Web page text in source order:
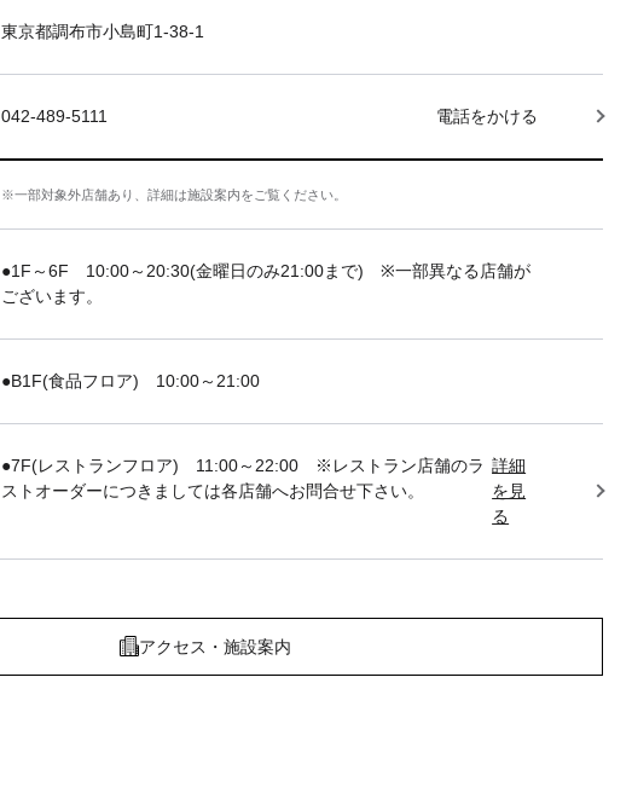
東京都調布市小島町1-38-1
042-489-5111 電話をかける
※一部対象外店舗あり、詳細は施設案内をご覧ください。
●1F～6F 10:00～20:30(金曜日のみ21:00まで) ※一部異なる店舗が
ございます。
●B1F(食品フロア) 10:00～21:00
●7F(レストランフロア) 11:00～22:00 ※レストラン店舗のラ
ストオーダーにつきましては各店舗へお問合せ下さい。
詳細
を見
る
アクセス・施設案内